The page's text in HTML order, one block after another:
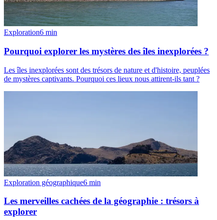
Exploration6 min
Pourquoi explorer les mystères des îles inexplorées ?
Les îles inexplorées sont des trésors de nature et d'histoire, peuplées
de mystères captivants. Pourquoi ces lieux nous attirent-ils tant ?
Exploration géographique6 min
Les merveilles cachées de la géographie : trésors à
explorer